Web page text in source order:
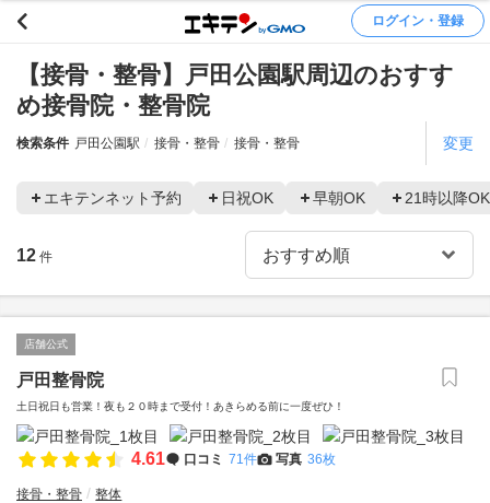
ログイン・登録
【接骨・整骨】戸田公園駅周辺のおすす
め接骨院・整骨院
検索条件 戸田公園駅 接骨・整骨 接骨・整骨 変更
エキテンネット予約 日祝OK 早朝OK 21時以降OK
12 件
店舗公式
戸田整骨院
土日祝日も営業！夜も２０時まで受付！あきらめる前に一度ぜひ！
4.61 口コミ 71件 写真 36枚
接骨・整骨 整体